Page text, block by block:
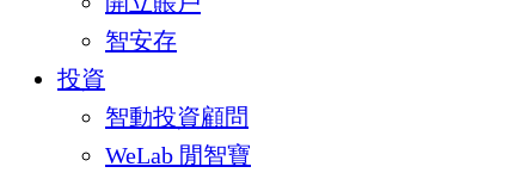
智安存
投資
智動投資顧問
WeLab 閒智寶